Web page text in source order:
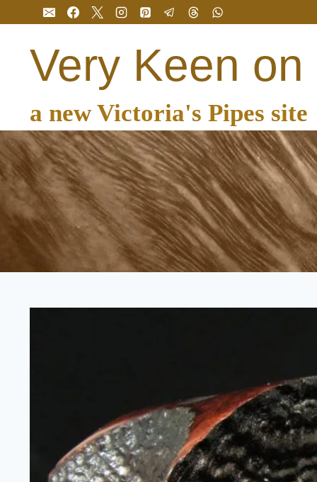
Перейти
до
вмістуVery Keen on
a new Victoria's Pipes site